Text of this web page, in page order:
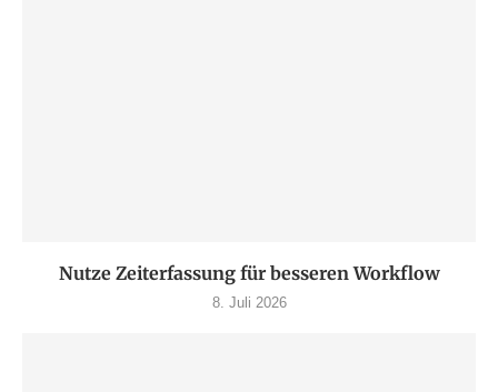
Nutze Zeiterfassung für besseren Workflow
8. Juli 2026